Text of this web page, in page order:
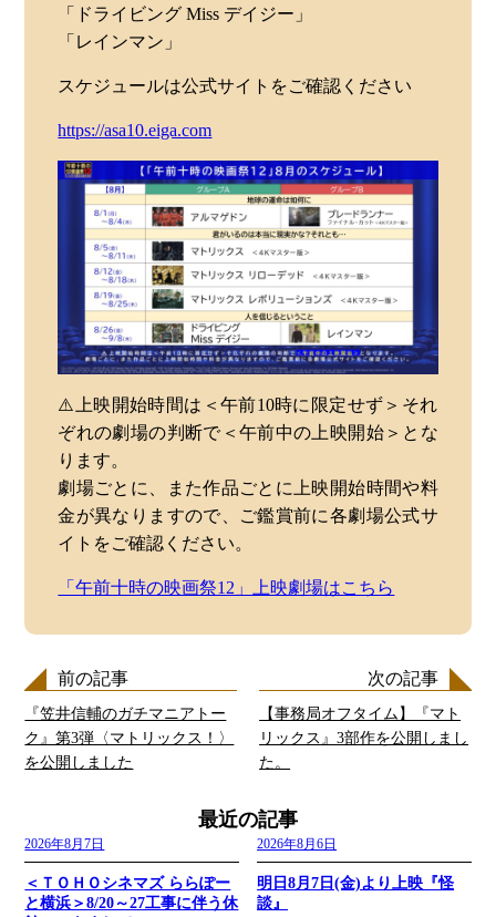
「ドライビング Miss デイジー」
「レインマン」
スケジュールは公式サイトをご確認ください
https://asa10.eiga.com
⚠️上映開始時間は＜午前10時に限定せず＞それ
ぞれの劇場の判断で＜午前中の上映開始＞とな
ります。
劇場ごとに、また作品ごとに上映開始時間や料
金が異なりますので、ご鑑賞前に各劇場公式サ
イトをご確認ください。
「午前十時の映画祭12」上映劇場はこちら
前の記事
『笠井信輔のガチマニアトー
ク』第3弾〈マトリックス！〉
を公開しました
次の記事
【事務局オフタイム】『マト
リックス』3部作を公開しまし
た。
最近の記事
2026年8月7日
＜ＴＯＨＯシネマズ ららぽー
と横浜＞8/20～27工事に伴う休
2026年8月6日
明日8月7日(金)より上映『怪
談』